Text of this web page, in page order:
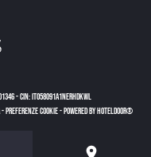
-CIN: IT058091A1NERHDKWL
-PREFERENZE COOKIE-Powered by Hoteldoor®